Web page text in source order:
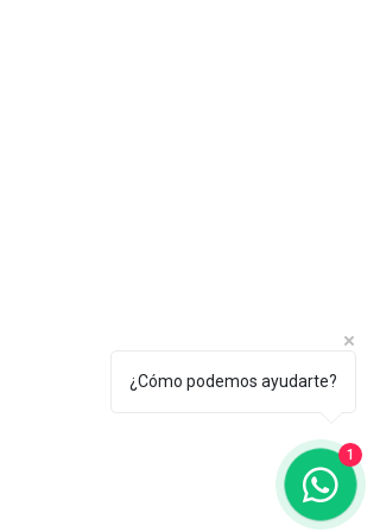
¿Cómo podemos ayudarte?
1